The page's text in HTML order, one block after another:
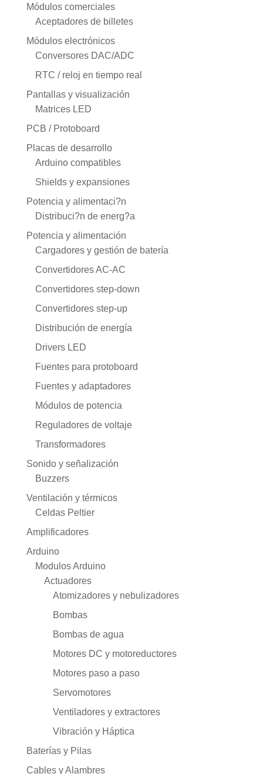
Módulos comerciales
Aceptadores de billetes
Módulos electrónicos
Conversores DAC/ADC
RTC / reloj en tiempo real
Pantallas y visualización
Matrices LED
PCB / Protoboard
Placas de desarrollo
Arduino compatibles
Shields y expansiones
Potencia y alimentaci?n
Distribuci?n de energ?a
Potencia y alimentación
Cargadores y gestión de batería
Convertidores AC-AC
Convertidores step-down
Convertidores step-up
Distribución de energía
Drivers LED
Fuentes para protoboard
Fuentes y adaptadores
Módulos de potencia
Reguladores de voltaje
Transformadores
Sonido y señalización
Buzzers
Ventilación y térmicos
Celdas Peltier
Amplificadores
Arduino
Modulos Arduino
Actuadores
Atomizadores y nebulizadores
Bombas
Bombas de agua
Motores DC y motoreductores
Motores paso a paso
Servomotores
Ventiladores y extractores
Vibración y Háptica
Baterías y Pilas
Cables y Alambres